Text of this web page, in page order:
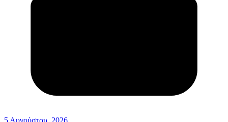
5 Αυγούστου, 2026